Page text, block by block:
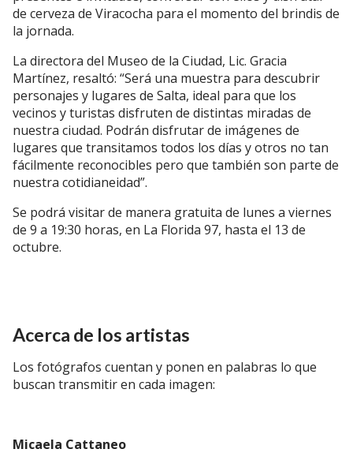
de cerveza de Viracocha para el momento del brindis de
la jornada.
La directora del Museo de la Ciudad, Lic. Gracia
Martínez, resaltó: “Será una muestra para descubrir
personajes y lugares de Salta, ideal para que los
vecinos y turistas disfruten de distintas miradas de
nuestra ciudad. Podrán disfrutar de imágenes de
lugares que transitamos todos los días y otros no tan
fácilmente reconocibles pero que también son parte de
nuestra cotidianeidad”.
Se podrá visitar de manera gratuita de lunes a viernes
de 9 a 19:30 horas, en La Florida 97, hasta el 13 de
octubre.
Acerca de los artistas
Los fotógrafos cuentan y ponen en palabras lo que
buscan transmitir en cada imagen:
Micaela Cattaneo